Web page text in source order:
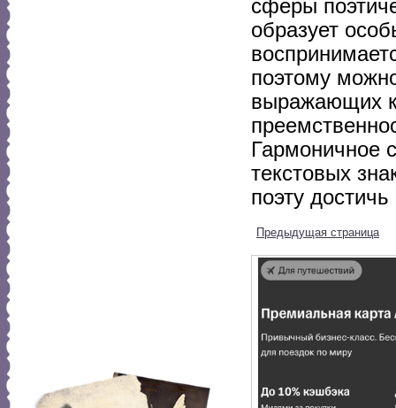
сферы
образует
поэтому
выражающих
Гармоничное
текстовых
поэту
Предыдущая страница